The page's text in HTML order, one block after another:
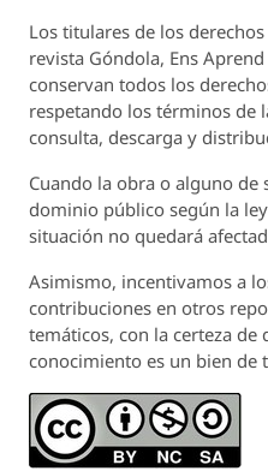
Los titulares de los
revista Góndola, Ens Aprend
conservan todos los
respetando los términos de
consulta, descarga y
Cuando la obra o alguno de
dominio público según la
situación no quedará
Asimismo, incentivamos a
contribuciones en otros
temáticos, con la certeza de
conocimiento es un bien de